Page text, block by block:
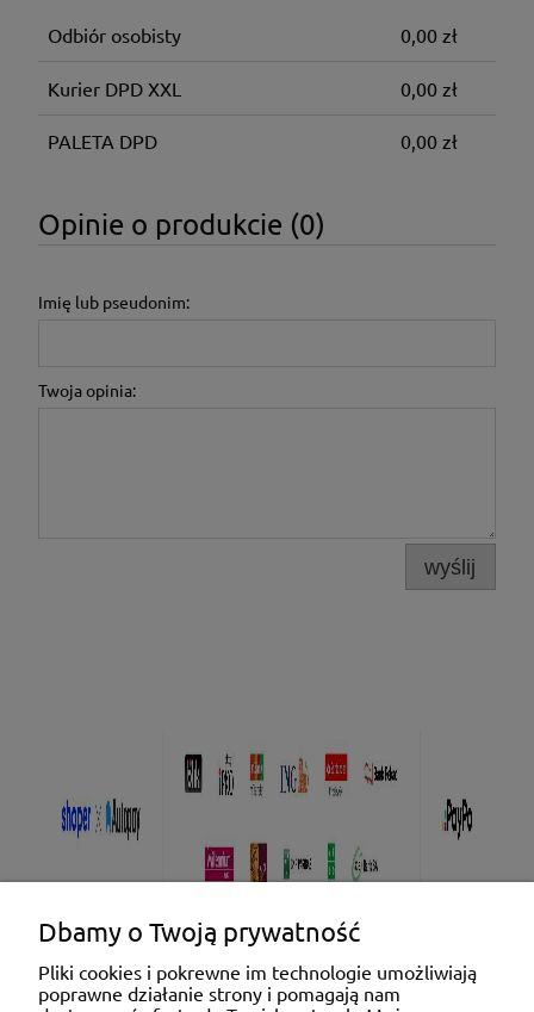
Odbiór osobisty 0,00 zł
Kurier DPD XXL 0,00 zł
PALETA DPD 0,00 zł
Opinie o produkcie (0)
Imię lub pseudonim:
Twoja opinia:
wyślij
Pomoc
Dbamy o Twoją prywatność
Pliki cookies i pokrewne im technologie umożliwiają
poprawne działanie strony i pomagają nam